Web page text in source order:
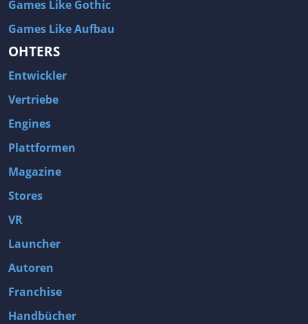
Games Like Gothic
Games Like Aufbau
OHTERS
Entwickler
Vertriebe
Engines
Plattformen
Magazine
Stores
VR
Launcher
Autoren
Franchise
Handbücher